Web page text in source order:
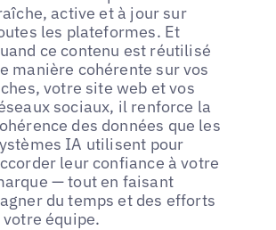
active et à jour sur
les plateformes. Et
ce contenu est réutilisé
manière cohérente sur vos
votre site web et vos
sociaux, il renforce la
des données que les
IA utilisent pour
leur confiance à votre
— tout en faisant
du temps et des efforts
votre équipe.